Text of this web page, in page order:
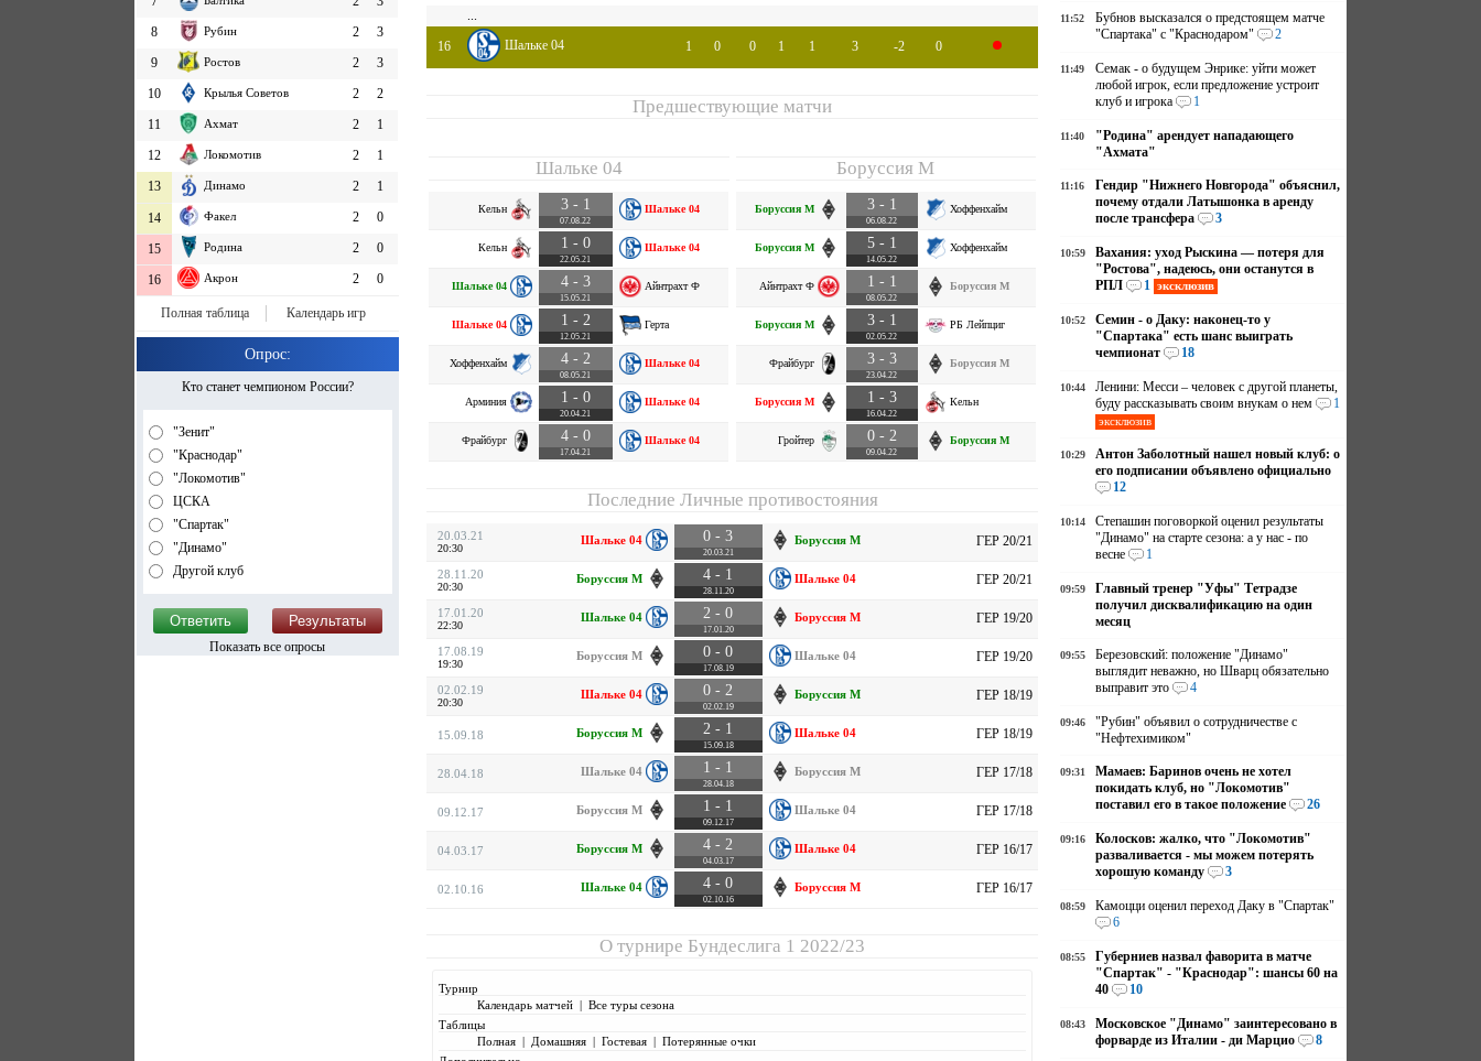
8
Рубин 2
3
9
Ростов 2
3
10
Крылья Советов 2
2
11
Ахмат 2
1
12
Локомотив 2
1
13
Динамо 2 1
14 Факел 2 0
15 Родина 2 0
16 Акрон 2 0
Полная таблица Календарь игр
Опрос:
Кто станет чемпионом России?
"Зенит"
"Краснодар"
"Локомотив"
ЦСКА
"Спартак"
"Динамо"
Другой клуб
Показать все опросы
...
16
Шальке 04 1 0 0 1 1 3 -2 0
Предшествующие матчи
Шальке 04
Кельн 3 - 1
07.08.22
Шальке 04
Кельн 1 - 0
22.05.21
Шальке 04
Шальке 04 4 - 3
15.05.21
Айнтрахт Ф
Шальке 04 1 - 2
12.05.21
Герта
Хоффенхайм 4 - 2
08.05.21
Шальке 04
Арминия 1 - 0
20.04.21
Шальке 04
Фрайбург 4 - 0
17.04.21
Шальке 04
Боруссия М
Боруссия М 3 - 1
06.08.22
Хоффенхайм
Боруссия М 5 - 1
14.05.22
Хоффенхайм
Айнтрахт Ф 1 - 1
08.05.22
Боруссия М
Боруссия М 3 - 1
02.05.22
РБ Лейпциг
Фрайбург 3 - 3
23.04.22
Боруссия М
Боруссия М 1 - 3
16.04.22
Кельн
Гройтер 0 - 2
09.04.22
Боруссия М
Последние Личные противостояния
20.03.21
20:30
Шальке 04 0 - 3
20.03.21
Боруссия М ГЕР 20/21
28.11.20
20:30
Боруссия М 4 - 1
28.11.20
Шальке 04 ГЕР 20/21
17.01.20
22:30
Шальке 04 2 - 0
17.01.20
Боруссия М ГЕР 19/20
17.08.19
19:30
Боруссия М 0 - 0
17.08.19
Шальке 04 ГЕР 19/20
02.02.19
20:30
Шальке 04 0 - 2
02.02.19
Боруссия М ГЕР 18/19
15.09.18 Боруссия М 2 - 1
15.09.18
Шальке 04 ГЕР 18/19
28.04.18 Шальке 04 1 - 1
28.04.18
Боруссия М ГЕР 17/18
09.12.17 Боруссия М 1 - 1
09.12.17
Шальке 04 ГЕР 17/18
04.03.17 Боруссия М 4 - 2
04.03.17
Шальке 04 ГЕР 16/17
02.10.16 Шальке 04 4 - 0
02.10.16
Боруссия М ГЕР 16/17
О турнире Бундеслига 1 2022/23
Турнир
Календарь матчей| Все туры сезона
Таблицы
Полная| Домашняя| Гостевая| Потерянные очки
11:52
Бубнов высказался о предстоящем матче
"Спартака" с "Краснодаром"
2
11:49
Семак - о будущем Энрике: уйти может
любой игрок, если предложение устроит
клуб и игрока
1
11:40
"Родина" арендует нападающего
"Ахмата"
11:16
Гендир "Нижнего Новгорода" объяснил,
почему отдали Латышонка в аренду
после трансфера
3
10:59
Вахания: уход Рыскина — потеря для
"Ростова", надеюсь, они останутся в
РПЛ
1 эксклюзив
10:52
Семин - о Даку: наконец-то у
"Спартака" есть шанс выиграть
чемпионат
18
10:44
Ленини: Месси – человек с другой планеты,
буду рассказывать своим внукам о нем
1
эксклюзив
10:29
Антон Заболотный нашел новый клуб: о
его подписании объявлено официально
12
10:14
Степашин поговоркой оценил результаты
"Динамо" на старте сезона: а у нас - по
весне
1
09:59
Главный тренер "Уфы" Тетрадзе
получил дисквалификацию на один
месяц
09:55
Березовский: положение "Динамо"
выглядит неважно, но Шварц обязательно
выправит это
4
09:46
"Рубин" объявил о сотрудничестве с
"Нефтехимиком"
09:31
Мамаев: Баринов очень не хотел
покидать клуб, но "Локомотив"
поставил его в такое положение
26
09:16
Колосков: жалко, что "Локомотив"
разваливается - мы можем потерять
хорошую команду
3
08:59
Камоцци оценил переход Даку в "Спартак"
6
08:55
Губерниев назвал фаворита в матче
"Спартак" - "Краснодар": шансы 60 на
40
10
08:43
Московское "Динамо" заинтересовано в
форварде из Италии - ди Марцио
8